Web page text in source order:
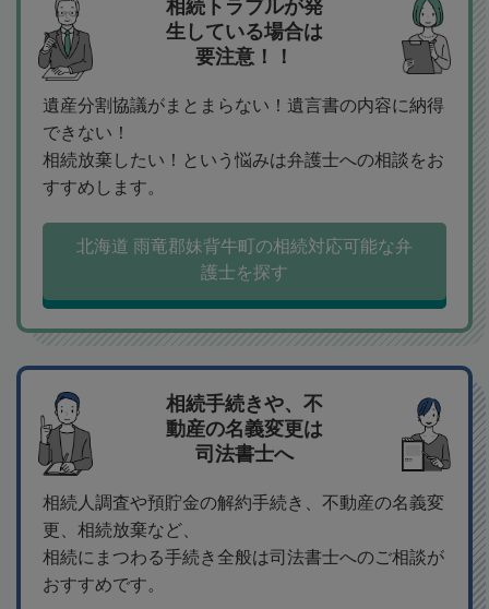
相続トラブルが発
生している場合は
要注意！！
遺産分割協議がまとまらない！遺言書の内容に納得
できない！
相続放棄したい！という悩みは弁護士への相談をお
すすめします。
北海道 雨竜郡妹背牛町の相続対応可能な弁
護士を探す
相続手続きや、不
動産の名義変更は
司法書士へ
相続人調査や預貯金の解約手続き、不動産の名義変
更、相続放棄など、
相続にまつわる手続き全般は司法書士へのご相談が
おすすめです。